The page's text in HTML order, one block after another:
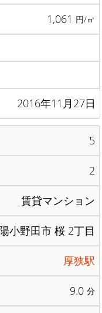
1,061 円/㎡
2016年11月27日
5
2
賃貸マンション
小野田市 桜 2丁目
厚狭駅
9.0 分